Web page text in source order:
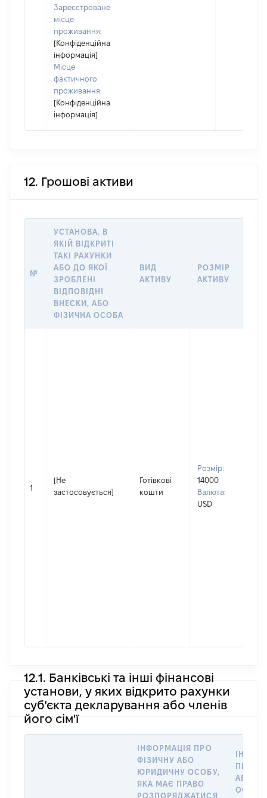
Зареєстроване
місце
проживання:
[Конфіденційна
інформація]
Місце
фактичного
проживання:
[Конфіденційна
інформація]
12. Грошові активи
№
УСТАНОВА, В
ЯКІЙ ВІДКРИТІ
ТАКІ РАХУНКИ
АБО ДО ЯКОЇ
ЗРОБЛЕНІ
ВІДПОВІДНІ
ВНЕСКИ, АБО
ФІЗИЧНА ОСОБА
ВИД
АКТИВУ
РОЗМІР
АКТИВУ
1
[Не
застосовується]
Готівкові
кошти
Розмір:
14000
Валюта:
USD
12.1. Банківські та інші фінансові
установи, у яких відкрито рахунки
суб'єкта декларування або членів
його сім'ї
ІНФОРМАЦІЯ ПРО
ФІЗИЧНУ АБО
ЮРИДИЧНУ ОСОБУ,
ЯКА МАЄ ПРАВО
РОЗПОРЯДЖАТИСЯ
ПРО
АБО